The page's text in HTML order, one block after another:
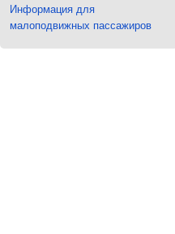
Информация для
малоподвижных пассажиров